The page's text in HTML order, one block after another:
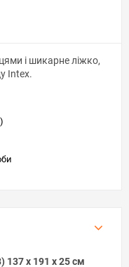
і шикарне ліжко,
Intex.
137 х 191 х 25 см